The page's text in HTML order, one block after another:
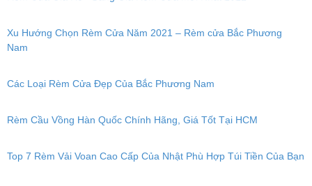
Xu Hướng Chọn Rèm Cửa Năm 2021 – Rèm cửa Bắc Phương
Nam
Các Loại Rèm Cửa Đẹp Của Bắc Phương Nam
Rèm Cầu Vồng Hàn Quốc Chính Hãng, Giá Tốt Tại HCM
Top 7 Rèm Vải Voan Cao Cấp Của Nhật Phù Hợp Túi Tiền Của Bạn